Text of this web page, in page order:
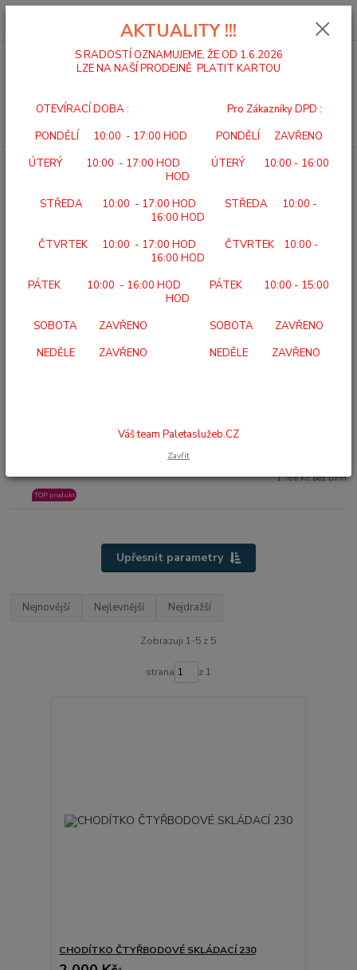
0,00 Kč
Úvod CHODÍTKA NEPOJÍZDNÁ SKLÁDACÍ
SKLÁDACÍ
Nejprodávanější
CHODÍTKO DVOUKOLOVÉ SKLÁDACÍ 233 ELC
do 2 dnů
CHODÍTKO ČTYŘBODOVÉ SKLÁDACÍ 230 EL
TOP produkt
1 786 Kč bez DPH
Upřesnit parametry
Nejnovější Nejlevnější Nejdražší
Zobrazuji 1-5 z 5
strana z 1
CHODÍTKO ČTYŘBODOVÉ SKLÁDACÍ 230
AKTUALITY !!!
S RADOSTÍ OZNAMUJEME, ŽE OD 1.6.2026
LZE NA NAŠÍ PRODEJNĚ PLATIT KARTOU
OTEVÍRACÍ DOBA : Pro Zákazníky DPD :
PONDĚLÍ 10:00 - 17:00 HOD PONDĚLÍ ZAVŘENO
ÚTERÝ 10:00 - 17:00 HOD ÚTERÝ 10:00 - 16:00
HOD
STŘEDA 10:00 - 17:00 HOD STŘEDA 10:00 -
16:00 HOD
ČTVRTEK 10:00 - 17:00 HOD ČTVRTEK 10:00 -
16:00 HOD
PÁTEK 10:00 - 16:00 HOD PÁTEK 10:00 - 15:00
HOD
SOBOTA ZAVŘENO SOBOTA ZAVŘENO
NEDĚLE ZAVŘENO NEDĚLE ZAVŘENO
Váš team Paletaslužeb.CZ
Zavřít